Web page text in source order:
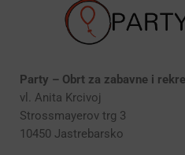
Party – Obrt za zabavne i
vl. Anita Krcivoj
Strossmayerov trg 3
10450 Jastrebarsko